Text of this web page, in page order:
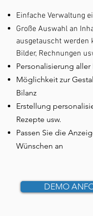
Einfache Verwaltung
Große Auswahl an
ausgetauscht werden
Bilder, Rechnungen
Personalisierung
Möglichkeit zur
Bilanz
Erstellung
Rezepte usw.
Passen Sie die
Wünschen an
DEMO